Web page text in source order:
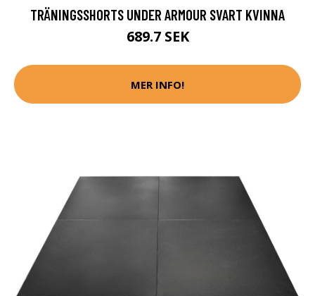
TRÄNINGSSHORTS UNDER ARMOUR SVART KVINNA
689.7 SEK
MER INFO!